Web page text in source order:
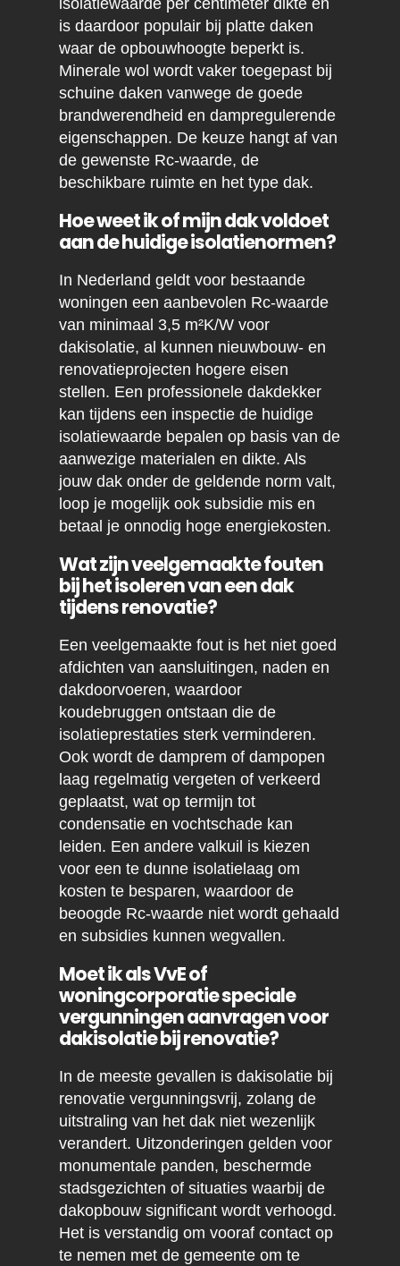
isolatiewaarde per centimeter dikte en
is daardoor populair bij platte daken
waar de opbouwhoogte beperkt is.
Minerale wol wordt vaker toegepast bij
schuine daken vanwege de goede
brandwerendheid en dampregulerende
eigenschappen. De keuze hangt af van
de gewenste Rc-waarde, de
beschikbare ruimte en het type dak.
Hoe weet ik of mijn dak voldoet
aan de huidige isolatienormen?
In Nederland geldt voor bestaande
woningen een aanbevolen Rc-waarde
van minimaal 3,5 m²K/W voor
dakisolatie, al kunnen nieuwbouw- en
renovatieprojecten hogere eisen
stellen. Een professionele dakdekker
kan tijdens een inspectie de huidige
isolatiewaarde bepalen op basis van de
aanwezige materialen en dikte. Als
jouw dak onder de geldende norm valt,
loop je mogelijk ook subsidie mis en
betaal je onnodig hoge energiekosten.
Wat zijn veelgemaakte fouten
bij het isoleren van een dak
tijdens renovatie?
Een veelgemaakte fout is het niet goed
afdichten van aansluitingen, naden en
dakdoorvoeren, waardoor
koudebruggen ontstaan die de
isolatieprestaties sterk verminderen.
Ook wordt de damprem of dampopen
laag regelmatig vergeten of verkeerd
geplaatst, wat op termijn tot
condensatie en vochtschade kan
leiden. Een andere valkuil is kiezen
voor een te dunne isolatielaag om
kosten te besparen, waardoor de
beoogde Rc-waarde niet wordt gehaald
en subsidies kunnen wegvallen.
Moet ik als VvE of
woningcorporatie speciale
vergunningen aanvragen voor
dakisolatie bij renovatie?
In de meeste gevallen is dakisolatie bij
renovatie vergunningsvrij, zolang de
uitstraling van het dak niet wezenlijk
verandert. Uitzonderingen gelden voor
monumentale panden, beschermde
stadsgezichten of situaties waarbij de
dakopbouw significant wordt verhoogd.
Het is verstandig om vooraf contact op
te nemen met de gemeente om te